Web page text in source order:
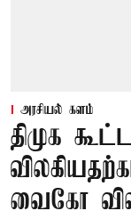
அரசியல் களம்
திமுக
வைகோ